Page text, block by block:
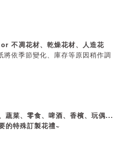
不凋花材、乾燥花材、人造花
將依季節變化、庫存等原因稍作調
蔬菜、零食、啤酒、香檳、玩偶...
的特殊訂製花禮~